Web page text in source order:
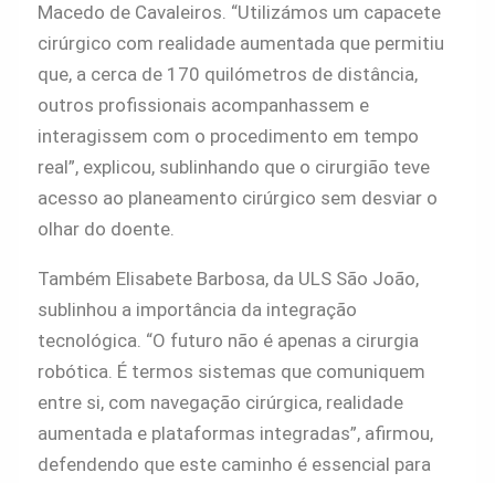
Macedo de Cavaleiros. “Utilizámos um capacete
cirúrgico com realidade aumentada que permitiu
que, a cerca de 170 quilómetros de distância,
outros profissionais acompanhassem e
interagissem com o procedimento em tempo
real”, explicou, sublinhando que o cirurgião teve
acesso ao planeamento cirúrgico sem desviar o
olhar do doente.
Também Elisabete Barbosa, da ULS São João,
sublinhou a importância da integração
tecnológica. “O futuro não é apenas a cirurgia
robótica. É termos sistemas que comuniquem
entre si, com navegação cirúrgica, realidade
aumentada e plataformas integradas”, afirmou,
defendendo que este caminho é essencial para